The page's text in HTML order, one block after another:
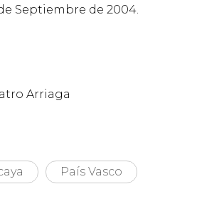
Septiembre de 2004.
Arriaga
País Vasco